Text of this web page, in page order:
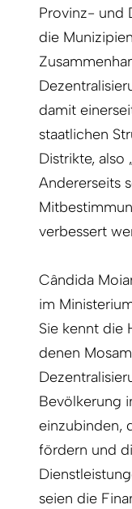
Provinz- und
die
damit
staatlichen
Distrikte, also
Andererseits
verbessert
Cândida
im
Sie kennt die
denen
Bevölkerung
einzubinden,
fördern und
seien die